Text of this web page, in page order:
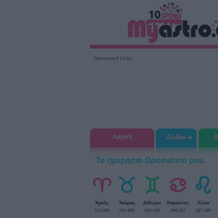
Sponsored Links
Αρχική Ζώδια
Το ημερήσιο Ωροσκόπιο μου.
Κριός
21/3-20/4
Ταύρος
21/4-20/5
Δίδυμοι
21/5-21/6
Καρκίνος
22/6-22/7
Λέων
23/7-23/8